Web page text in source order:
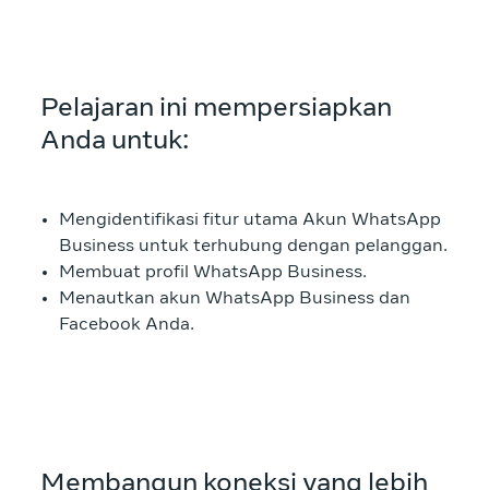
Pelajaran ini mempersiapkan
Anda untuk:
Mengidentifikasi fitur utama Akun WhatsApp
Business untuk terhubung dengan pelanggan.
Membuat profil WhatsApp Business.
Menautkan akun WhatsApp Business dan
Facebook Anda.
Membangun koneksi yang lebih